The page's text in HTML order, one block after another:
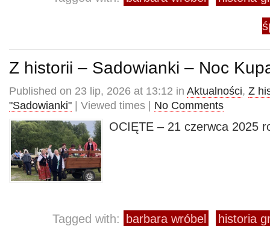
Z historii – Sadowianki – Noc
Published on 23 lip, 2026 at 13:12 in Aktualności, Z
"Sadowianki" | Viewed times | No Comments
OCIĘTE – 21 czerwca 2025
Tagged with: barbara wróbel historia